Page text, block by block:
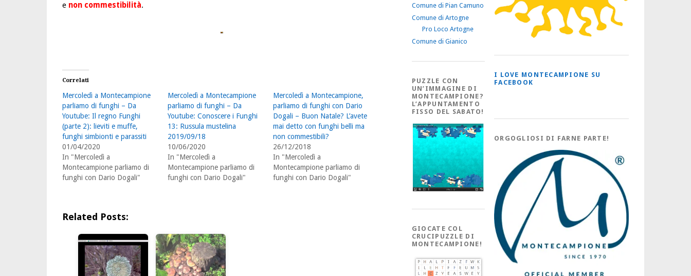
e non commestibilità.
Correlati
Mercoledì a Montecampione
parliamo di funghi – Da
Youtube: Il regno Funghi
(parte 2): lieviti e muffe,
funghi simbionti e parassiti
01/04/2020
In "Mercoledì a
Montecampione parliamo di
funghi con Dario Dogali"
Mercoledì a Montecampione
parliamo di funghi – Da
Youtube: Conoscere i Funghi
13: Russula mustelina
2019/09/18
10/06/2020
In "Mercoledì a
Montecampione parliamo di
funghi con Dario Dogali"
Mercoledì a Montecampione,
parliamo di funghi con Dario
Dogali – Buon Natale? L’avete
mai detto con funghi belli ma
non commestibili?
26/12/2018
In "Mercoledì a
Montecampione parliamo di
funghi con Dario Dogali"
Related Posts:
Comune di Pian Camuno
Comune di Artogne
Pro Loco Artogne
Comune di Gianico
PUZZLE CON
UN’IMMAGINE DI
MONTECAMPIONE?
L’APPUNTAMENTO
FISSO DEL SABATO!
GIOCATE COL
CRUCIPUZZLE DI
MONTECAMPIONE!
I LOVE MONTECAMPIONE SU
FACEBOOK
ORGOGLIOSI DI FARNE PARTE!